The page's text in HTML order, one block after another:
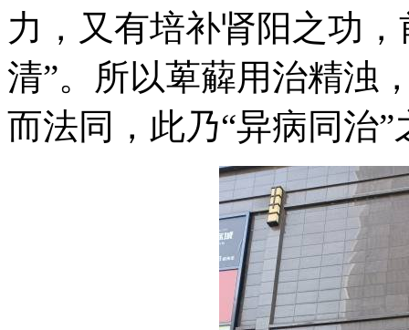
力，又有培补肾阳之功
清”。所以萆薢用治精浊
而法同，此乃“异病同治”